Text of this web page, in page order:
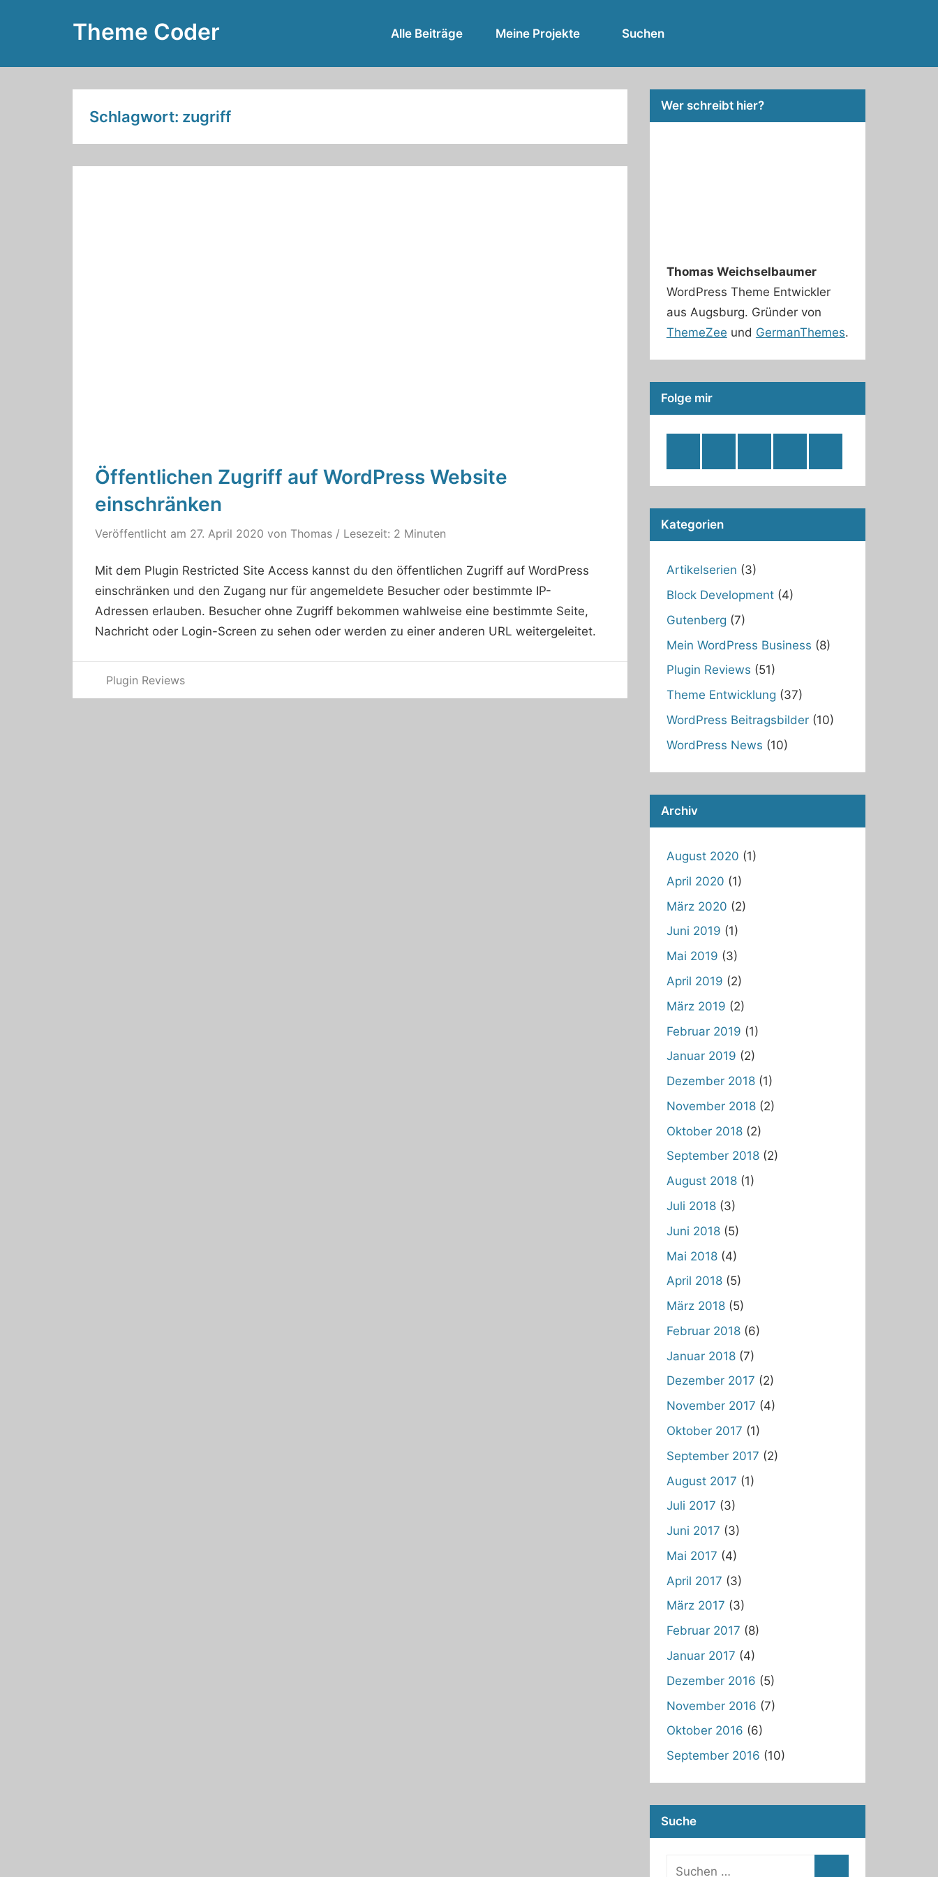
Theme Coder Alle Beiträge Meine Projekte Suchen
Schlagwort: zugriff
Öffentlichen Zugriff auf WordPress Website
einschränken
Veröffentlicht am 27. April 2020 von Thomas / Lesezeit: 2 Minuten
Mit dem Plugin Restricted Site Access kannst du den öffentlichen Zugriff auf WordPress
einschränken und den Zugang nur für angemeldete Besucher oder bestimmte IP-
Adressen erlauben. Besucher ohne Zugriff bekommen wahlweise eine bestimmte Seite,
Nachricht oder Login-Screen zu sehen oder werden zu einer anderen URL weitergeleitet.
Plugin Reviews
Wer schreibt hier?
Thomas Weichselbaumer
WordPress Theme Entwickler
aus Augsburg. Gründer von
ThemeZee und GermanThemes.
Folge mir
Feed
Kategorien
Artikelserien (3)
Block Development(4)
Gutenberg (7)
Mein WordPress Business (8)
Plugin Reviews (51)
Theme Entwicklung (37)
WordPress Beitragsbilder(10)
WordPress News (10)
Archiv
August 2020 (1)
April 2020 (1)
März 2020 (2)
Juni 2019 (1)
Mai 2019 (3)
April 2019 (2)
März 2019 (2)
Februar 2019 (1)
Januar 2019 (2)
Dezember 2018(1)
November 2018(2)
Oktober 2018(2)
September 2018(2)
August 2018(1)
Juli 2018(3)
Juni 2018(5)
Mai 2018(4)
April 2018(5)
März 2018(5)
Februar 2018(6)
Januar 2018(7)
Dezember 2017 (2)
November 2017 (4)
Oktober 2017 (1)
September 2017 (2)
August 2017 (1)
Juli 2017 (3)
Juni 2017 (3)
Mai 2017 (4)
April 2017 (3)
März 2017 (3)
Februar 2017 (8)
Januar 2017 (4)
Dezember 2016 (5)
November 2016 (7)
Oktober 2016 (6)
September 2016 (10)
Suche